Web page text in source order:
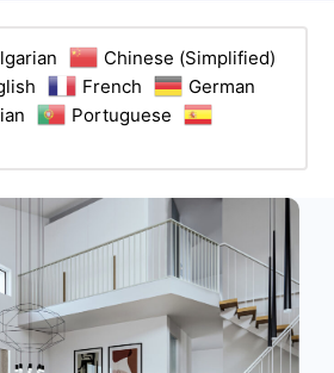
Chinese (Simplified)
French
German
Portuguese